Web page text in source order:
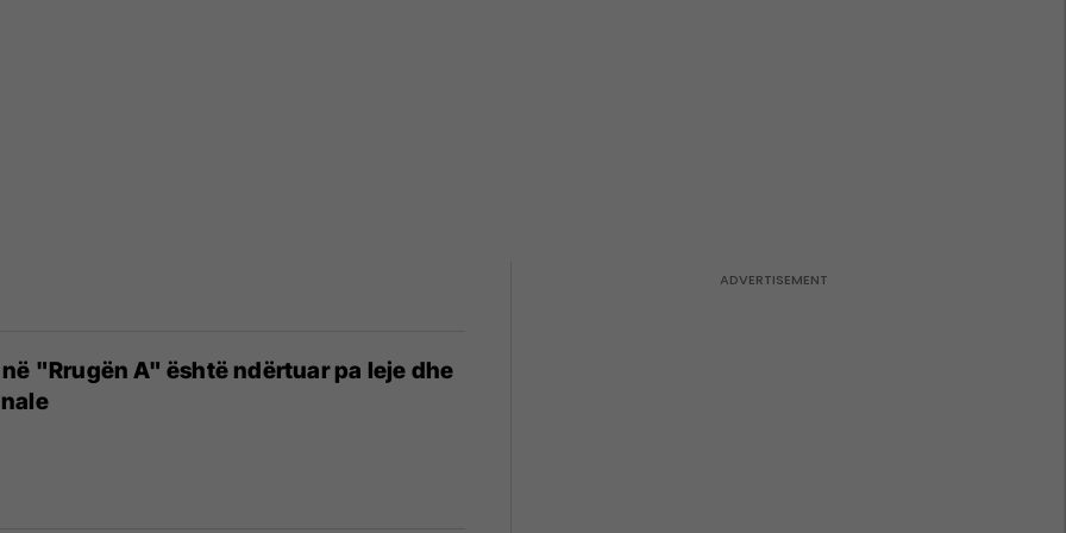
"Rrugën A" është ndërtuar pa leje dhe